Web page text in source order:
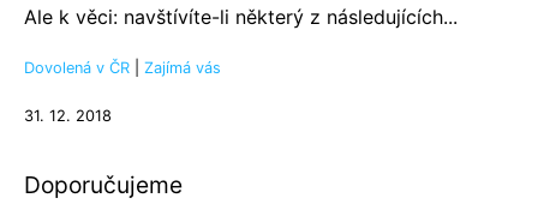
Ale k věci: navštívíte-li některý z následujících...
Dovolená v ČR Zajímá vás
31. 12. 2018
Doporučujeme